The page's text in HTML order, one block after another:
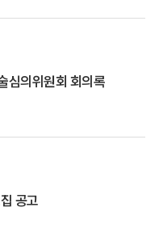
심의위원회 회의록
공고